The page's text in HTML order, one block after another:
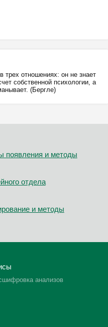
трех отношениях: он не знает
собственной психологии, а
(Бергле)
появления и методы
отдела
и методы
анализов